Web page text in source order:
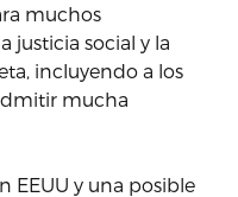
muchos
justicia social y la
incluyendo a los
mucha
EEUU y una posible